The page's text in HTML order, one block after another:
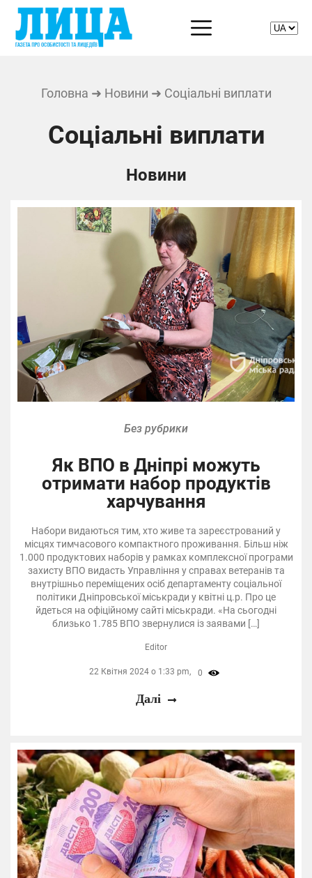
Головна ➜ Новини ➜ Соціальні виплати
Соціальні виплати
Новини
Без рубрики
Як ВПО в Дніпрі можуть
отримати набор продуктів
харчування
Набори видаються тим, хто живе та зареєстрований у
місцях тимчасового компактного проживання. Більш ніж
1.000 продуктових наборів у рамках комплексної програми
захисту ВПО видасть Управління у справах ветеранів та
внутрішньо переміщених осіб департаменту соціальної
політики Дніпровської міськради у квітні ц.р. Про це
йдеться на офіційному сайті міськради. «На сьогодні
близько 1.785 ВПО звернулися із заявами […]
Editor
22 Квітня 2024 о 1:33 pm, 0
Далі